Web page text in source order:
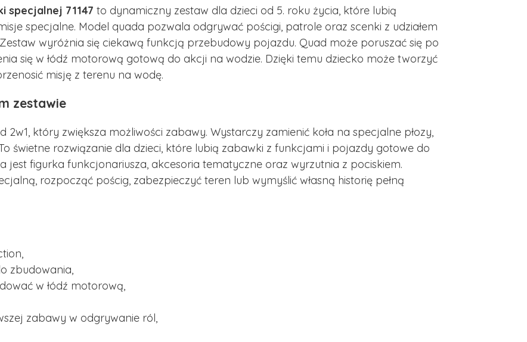
specjalnej 71147 to dynamiczny zestaw dla dzieci od 5. roku życia, które lubią
specjalne. Model quada pozwala odgrywać pościgi, patrole oraz scenki z udziałem
wyróżnia się ciekawą funkcją przebudowy pojazdu. Quad może poruszać się po
się w łódź motorową gotową do akcji na wodzie. Dzięki temu dziecko może tworzyć
misję z terenu na wodę.
zestawie
2w1, który zwiększa możliwości zabawy. Wystarczy zamienić koła na specjalne płozy,
świetne rozwiązanie dla dzieci, które lubią zabawki z funkcjami i pojazdy gotowe do
jest figurka funkcjonariusza, akcesoria tematyczne oraz wyrzutnia z pociskiem.
rozpocząć pościg, zabezpieczyć teren lub wymyślić własną historię pełną
zbudowania,
w łódź motorową,
zabawy w odgrywanie ról,